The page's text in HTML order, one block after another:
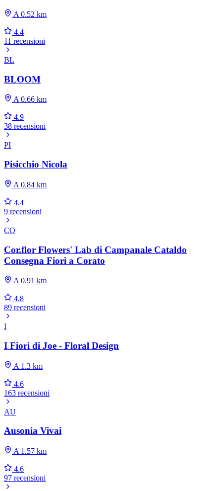
A 0.52 km
4.4
11 recensioni
BL
BLOOM
A 0.66 km
4.9
38 recensioni
PI
Pisicchio Nicola
A 0.84 km
4.4
9 recensioni
CO
Cor.flor Flowers' Lab di Campanale Cataldo
Consegna Fiori a Corato
A 0.91 km
4.8
89 recensioni
I
I Fiori di Joe - Floral Design
A 1.3 km
4.6
163 recensioni
AU
Ausonia Vivai
A 1.57 km
4.6
97 recensioni